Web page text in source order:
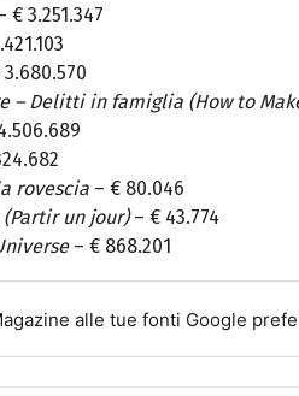
€ 3.251.347
– Delitti in famiglia (How to
rovescia – € 80.046
un jour)– € 43.774
– € 868.201
alle tue fonti Google